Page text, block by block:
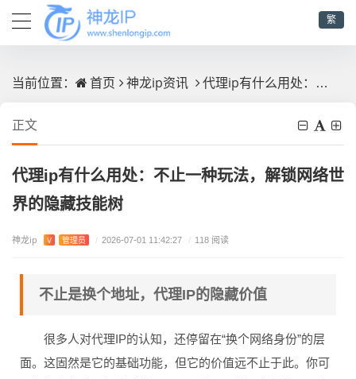
繁
当前位置： 首页 神龙ip资讯 代理ip有什么用处：不止一种玩法，解锁网络世界的隐藏技能树
正文
代理ip有什么用处：不止一种玩法，解锁网络世
界的隐藏技能树
神龙ip V 管理员 / 2026-07-01 11:42:27 / 118 阅读
不止是换个地址，代理IP的隐藏价值
很多人对代理IP的认知，还停留在“换个网络身份”的层
面。这固然是它的基础功能，但它的价值远不止于此。你可